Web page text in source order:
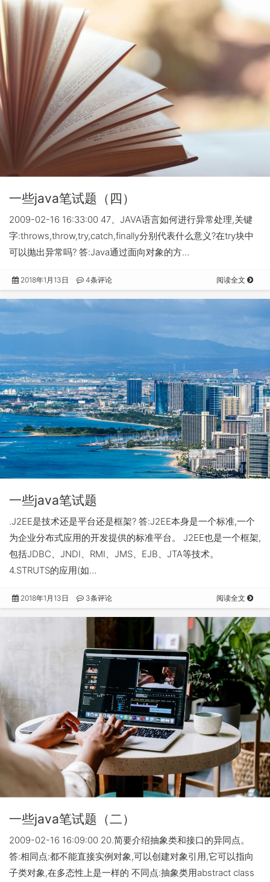
一些java笔试题（四）
2009-02-16 16:33:00 47、JAVA语言如何进行异常处理,关键
字:throws,throw,try,catch,finally分别代表什么意义?在try块中
可以抛出异常吗? 答:Java通过面向对象的方…
2018年1月13日 4条评论 阅读全文
一些java笔试题
.J2EE是技术还是平台还是框架? 答:J2EE本身是一个标准,一个
为企业分布式应用的开发提供的标准平台。 J2EE也是一个框架,
包括JDBC、JNDI、RMI、JMS、EJB、JTA等技术。
4.STRUTS的应用(如…
2018年1月13日 3条评论 阅读全文
一些java笔试题（二）
2009-02-16 16:09:00 20.简要介绍抽象类和接口的异同点。
答:相同点:都不能直接实例对象,可以创建对象引用,它可以指向
子类对象,在多态性上是一样的 不同点:抽象类用abstract class